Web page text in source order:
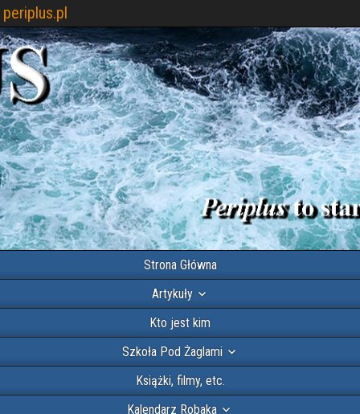
periplus.pl
Strona Główna
Artykuły
Kto jest kim
Szkoła Pod Żaglami
Książki, filmy, etc.
Kalendarz Robaka